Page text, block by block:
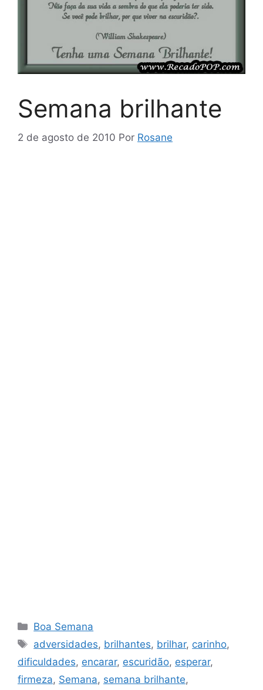
Semana brilhante
2 de agosto de 2010 Por Rosane
Categorias
Boa Semana
Tags
adversidades, brilhantes, brilhar, carinho,
dificuldades, encarar, escuridão, esperar,
firmeza, Semana, semana brilhante,